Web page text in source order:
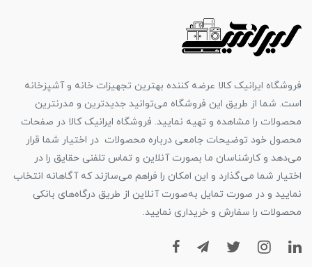
فروشگاه ایرانیک کالا عرضه کننده بهترین تجهیزات خانه و آشپزخانه
است. شما از طریق این فروشگاه می‌توانید جدیدترین و مدرنترین
محصولات را مشاهده و تهیه نمایید. فروشگاه ایرانیک کالا در صفحات
محصول خود توضیحات جامعی درباره محصولات در اختیار شما قرار
می‌دهد و کارشناسان ما بصورت آنلاین و تماس تلفنی حقایق را در
اختیار شما می‌گذارد و این امکان را فراهم می‌سازند که آگاهانه انتخاب
نمایید و در صورت تمایل به‌صورت آنلاین از طریق درگاه‌های بانکی
محصولات را سفارش و خریداری نمایید.